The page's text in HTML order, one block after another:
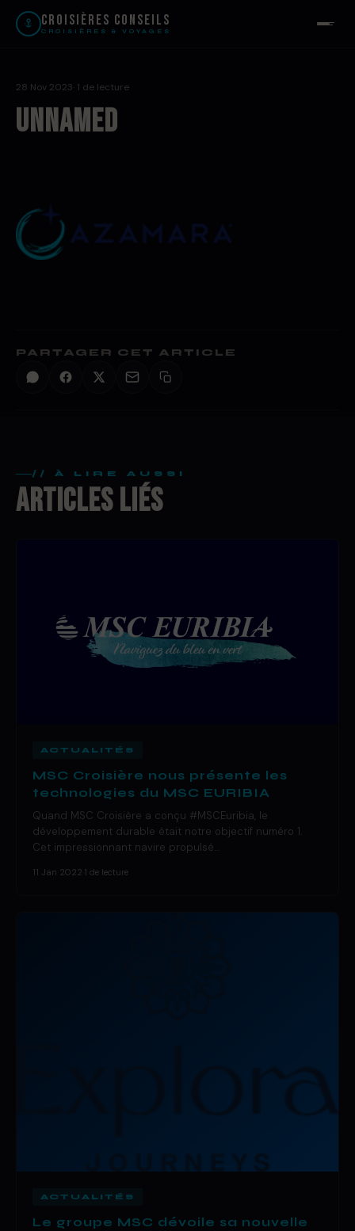
Croisières Conseils
CROISIÈRES & VOYAGES
28 Nov 2023 · 1 de lecture
unnamed
PARTAGER CET ARTICLE
// À LIRE AUSSI
ARTICLES LIÉS
ACTUALITÉS
MSC Croisière nous présente les
technologies du MSC EURIBIA
Quand MSC Croisière a conçu #MSCEuribia, le
développement durable était notre objectif numéro 1.
Cet impressionnant navire propulsé…
11 Jan 2022 1 de lecture
ACTUALITÉS
Le groupe MSC dévoile sa nouvelle